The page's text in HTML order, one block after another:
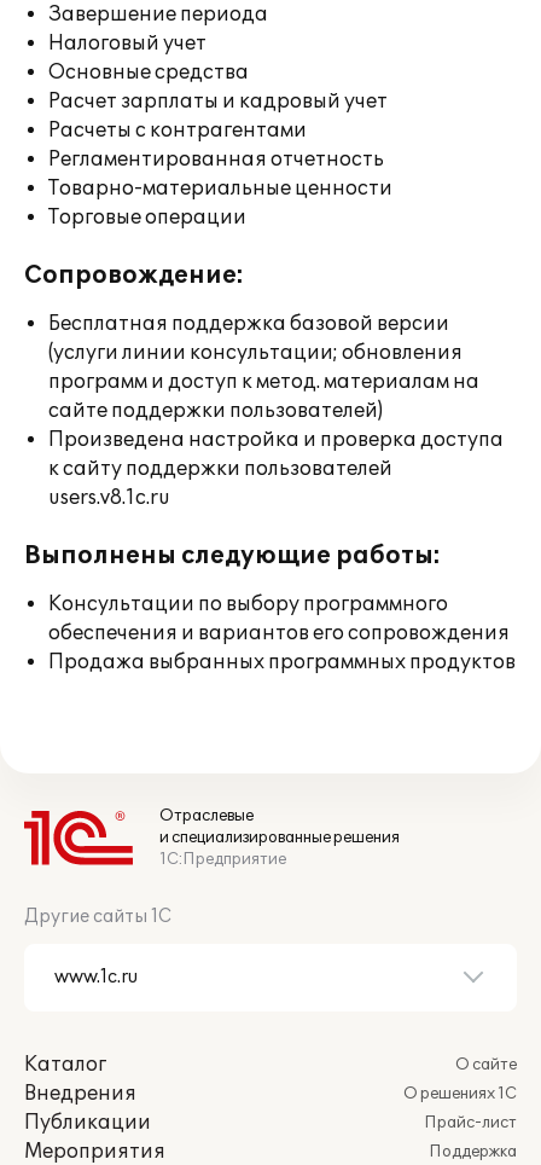
Завершение периода
Налоговый учет
Основные средства
Расчет зарплаты и кадровый учет
Расчеты с контрагентами
Регламентированная отчетность
Товарно-материальные ценности
Торговые операции
Сопровождение:
Бесплатная поддержка базовой версии
(услуги линии консультации; обновления
программ и доступ к метод. материалам на
сайте поддержки пользователей)
Произведена настройка и проверка доступа
к сайту поддержки пользователей
users.v8.1c.ru
Выполнены следующие работы:
Консультации по выбору программного
обеспечения и вариантов его сопровождения
Продажа выбранных программных продуктов
Отраслевые
и специализированные решения
1С:Предприятие
Другие сайты 1С
Каталог
Внедрения
Публикации
Мероприятия
О сайте
О решениях 1С
Прайс-лист
Поддержка